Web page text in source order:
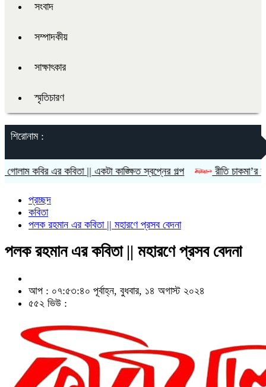
সংবাদ
সম্পাদকীয়
সাক্ষাৎকার
স্মৃতিচারণ
শিরোনাম :
এর কবিতা || একটা কাঙ্ক্ষিত স্বপ্নের গল্প রীতি চাকমা’র কবিতা ||
প্রচ্ছদ
কবিতা
পলক রহমান এর কবিতা || মহারণে প্রসব বেদনা
পলক রহমান এর কবিতা || মহারণে প্রসব বেদনা
আপ : ০৭:৫৩:৪০ পূর্বাহ্ন, বুধবার, ১৪ অগাস্ট ২০২৪
৫৫২ ভিউ :